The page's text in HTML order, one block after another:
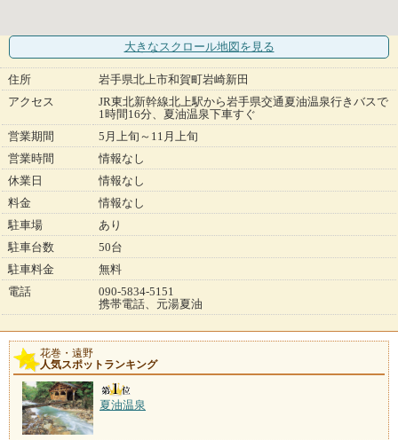
大きなスクロール地図 を見る
住所
岩手県北上市和賀町岩崎新田
アクセス
JR東北新幹線北上駅から岩手県交通夏油温泉行きバスで
1時間16分、夏油温泉下車すぐ
営業期間
5月上旬～11月上旬
営業時間
情報なし
休業日
情報なし
料金
情報なし
駐車場
あり
駐車台数
50台
駐車料金
無料
電話
090-5834-5151
携帯電話、元湯夏油
花巻・遠野
人気スポットランキング
夏油温泉